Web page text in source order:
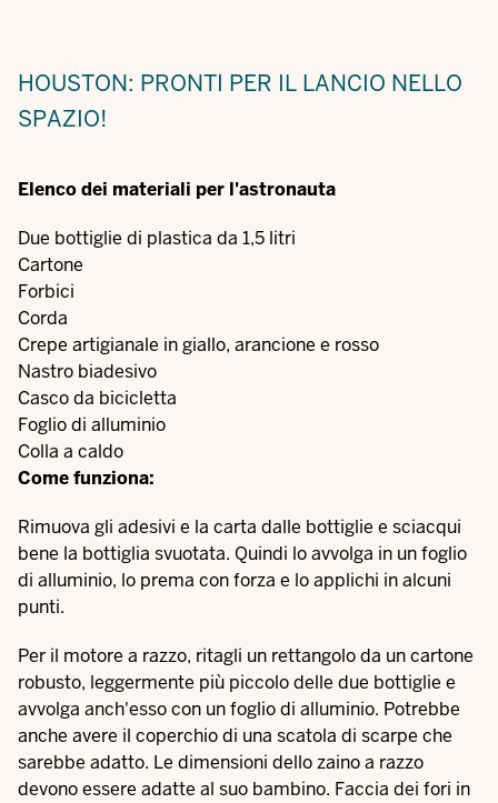
HOUSTON: PRONTI PER IL LANCIO NELLO
SPAZIO!
Elenco dei materiali per l'astronauta
Due bottiglie di plastica da 1,5 litri
Cartone
Forbici
Corda
Crepe artigianale in giallo, arancione e rosso
Nastro biadesivo
Casco da bicicletta
Foglio di alluminio
Colla a caldo
Come funziona:
Rimuova gli adesivi e la carta dalle bottiglie e sciacqui
bene la bottiglia svuotata. Quindi lo avvolga in un foglio
di alluminio, lo prema con forza e lo applichi in alcuni
punti.
Per il motore a razzo, ritagli un rettangolo da un cartone
robusto, leggermente più piccolo delle due bottiglie e
avvolga anch'esso con un foglio di alluminio. Potrebbe
anche avere il coperchio di una scatola di scarpe che
sarebbe adatto. Le dimensioni dello zaino a razzo
devono essere adatte al suo bambino. Faccia dei fori in